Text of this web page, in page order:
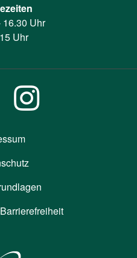
16.30 Uhr
Uhr